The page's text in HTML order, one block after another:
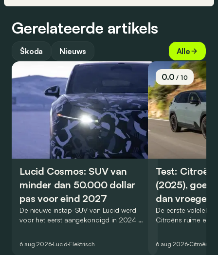
Gerelateerde artikels
Škoda Nieuws Alle
Lucid Cosmos: SUV van
minder dan 50.000 dollar
pas voor eind 2027
De nieuwe instap-SUV van Lucid werd
voor het eerst aangekondigd in 2024 en
constructeur vervoegen.
6 aug 2026 Lucid Elektrisch
0.0/ 10
Test: Citroën
(2025), goed
dan vroeger
De eerste
Citroëns ruime en
dat ook gelukt?
6 aug 2026 Citroën